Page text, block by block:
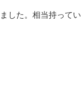
した。相当持ってい